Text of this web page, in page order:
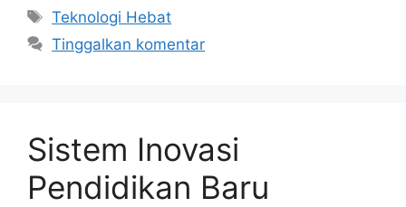
Tag
Teknologi Hebat
Tinggalkan komentar
Sistem Inovasi
Pendidikan Baru